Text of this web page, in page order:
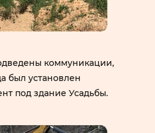
коммуникации,
был установлен
под здание Усадьбы.